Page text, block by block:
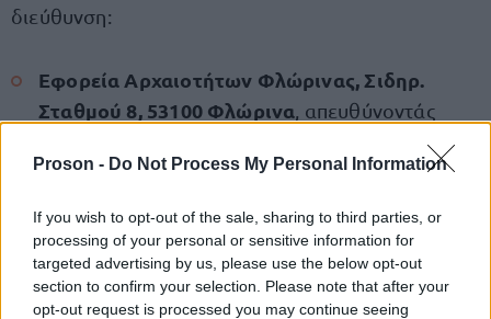
Proson - Do Not Process My Personal Information
If you wish to opt-out of the sale, sharing to third parties, or
processing of your personal or sensitive information for
targeted advertising by us, please use the below opt-out
section to confirm your selection. Please note that after your
opt-out request is processed you may continue seeing
διεύθυνση:
Εφορεία Αρχαιοτήτων Φλώρινας, Σιδηρ.
Σταθμού 8, 53100 Φλώρινα , απευθύνοντάς
επικοινωνίας: 2385028206)
Η προθεσμία υποβολής των αιτήσεων ορίζεται από
τηνΠέμπτη, 18 Ιουνίουέως τοΣάββατο, 27
Ιουνίου 2026.